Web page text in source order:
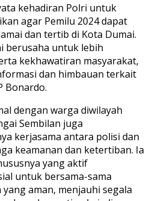
kehadiran Polri untuk
agar Pemilu 2024 dapat
dan tertib di Kota Dumai.
berusaha untuk lebih
kekhawatiran masyarakat,
dan himbauan terkait
Bonardo.
dengan warga diwilayah
Sembilan juga
kerjasama antara polisi dan
keamanan dan ketertiban. Ia
yang aktif
untuk bersama-sama
aman, menjauhi segala